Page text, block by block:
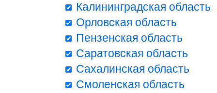
Калининградская область
Орловская область
Пензенская область
Саратовская область
Сахалинская область
Смоленская область